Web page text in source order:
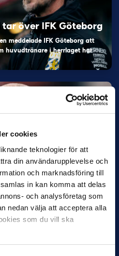
cookies
teknologier för att
din användarupplevelse och
och marknadsföring till
in kan komma att delas
och analysföretag som
nedan välja att acceptera alla
som du vill ska
över IFK Göteborg
meddelade IFK Göteborg att
huvudtränare i herrlaget har
i Malmö FF